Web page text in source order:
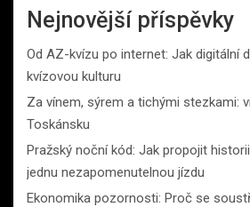
Nejnovější příspěvky
Od AZ-kvízu po internet: Jak digitální
kvízovou kulturu
Za vínem, sýrem a tichými stezkami:
Toskánsku
Pražský noční kód: Jak propojit
jednu nezapomenutelnou jízdu
Ekonomika pozornosti: Proč se